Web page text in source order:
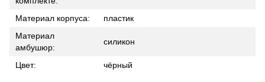
Материал корпуса:
пластик
Материал
амбушюр:
силикон
Цвет: чёрный